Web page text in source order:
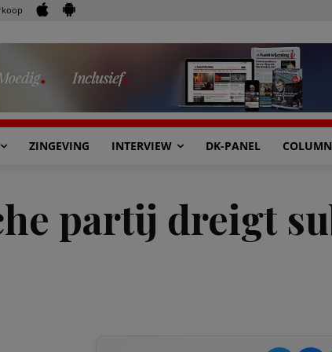
ZINGEVING INTERVIEW DK-PANEL
partij dreigt